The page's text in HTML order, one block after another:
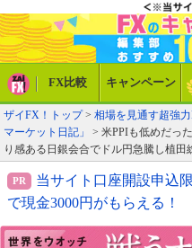
FX比較 キャンペーン
ザイFX！トップ> 相場を見通す超強
マーケット日記」
> 米PPIも低めだっ
り感ある日銀会合でドル円急騰し植田
当サイト口座開設申込
で現金3000円がもらえる！